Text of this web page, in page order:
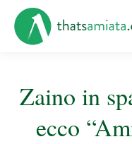
Zaino in
ecco